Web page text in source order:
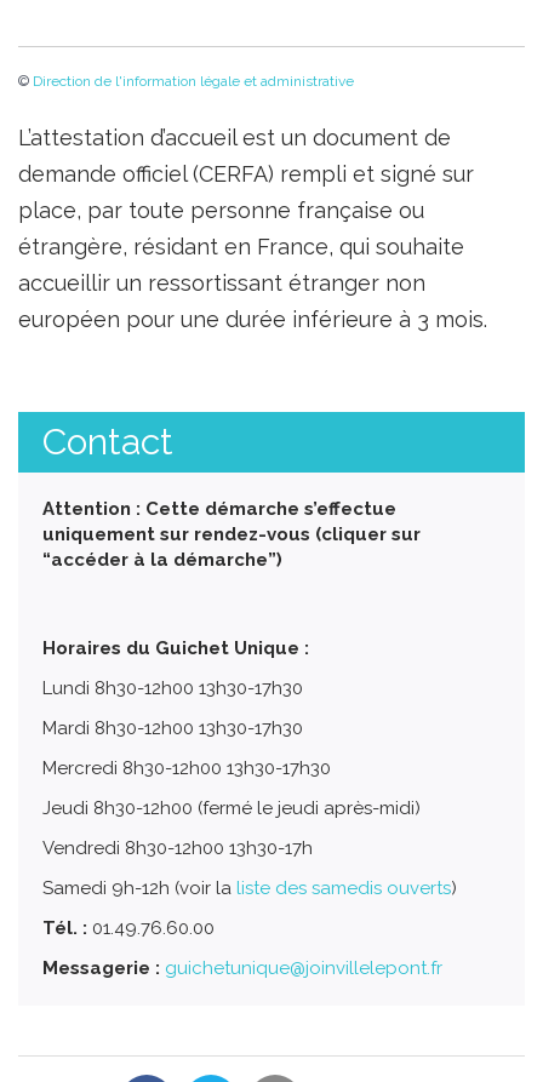
© Direction de l'information légale et administrative
L’attestation d’accueil est un document de
demande officiel (CERFA) rempli et signé sur
place, par toute personne française ou
étrangère, résidant en France, qui souhaite
accueillir un ressortissant étranger non
européen pour une durée inférieure à 3 mois.
Contact
Attention : Cette démarche s’effectue
uniquement sur rendez-vous (cliquer sur
“accéder à la démarche”)
Horaires du Guichet Unique :
Lundi 8h30-12h00 13h30-17h30
Mardi 8h30-12h00 13h30-17h30
Mercredi 8h30-12h00 13h30-17h30
Jeudi 8h30-12h00 (fermé le jeudi après-midi)
Vendredi 8h30-12h00 13h30-17h
Samedi 9h-12h (voir la liste des samedis ouverts)
Tél. : 01.49.76.60.00
Messagerie : guichetunique@joinvillelepont.fr